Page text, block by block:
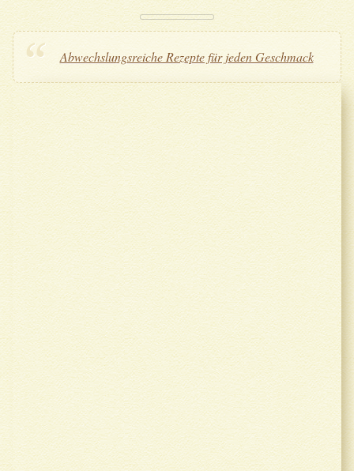
Abwechslungsreiche Rezepte für jeden Geschmack